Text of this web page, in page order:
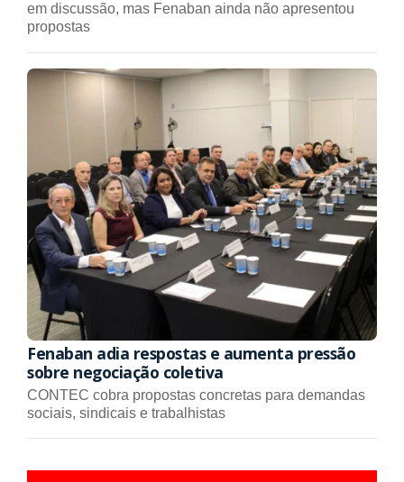
em discussão, mas Fenaban ainda não apresentou
propostas
Fenaban adia respostas e aumenta pressão
sobre negociação coletiva
CONTEC cobra propostas concretas para demandas
sociais, sindicais e trabalhistas